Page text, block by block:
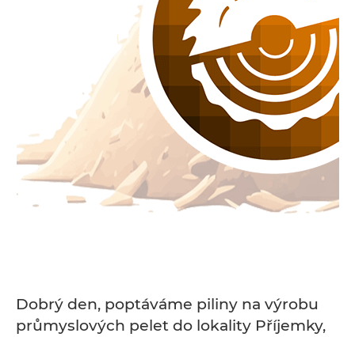
Dobrý den, poptáváme piliny na výrobu
průmyslových pelet do lokality Příjemky,